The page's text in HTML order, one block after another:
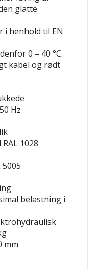
glatte
i henhold til EN
0 – 40 °C.
kabel og rødt
Hz
1028
belastning i
mm